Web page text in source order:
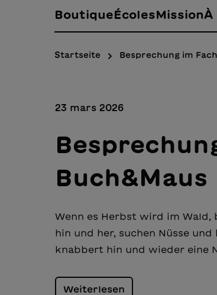
BoutiqueÉcolesMissionÀ
Startseite Besprechung im
23 mars 2026
Buch&Maus
Wenn es Herbst wird im Wald,
hin und her, suchen Nüsse
knabbert hin und wieder eine
Weiterlesen